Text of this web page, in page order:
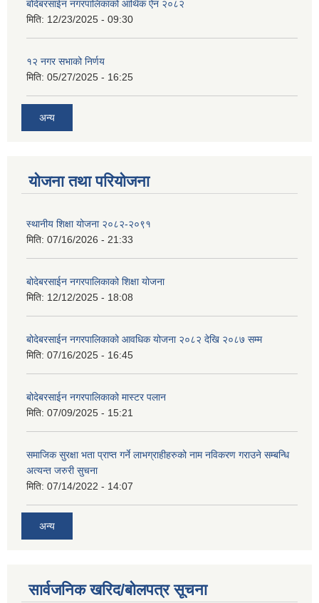
बोदेबरसाईन नगरपालिकाको आर्थिक ऐन २०८२
मिति: 12/23/2025 - 09:30
१२ नगर सभाको निर्णय
मिति: 05/27/2025 - 16:25
अन्य
योजना तथा परियोजना
स्थानीय शिक्षा योजना २०८२-२०९१
मिति: 07/16/2026 - 21:33
बोदेबरसाईन नगरपालिकाको शिक्षा योजना
मिति: 12/12/2025 - 18:08
बोदेबरसाईन नगरपालिकाको आवधिक योजना २०८२ देखि २०८७ सम्म
मिति: 07/16/2025 - 16:45
बोदेबरसाईन नगरपालिकाको मास्टर पलान
मिति: 07/09/2025 - 15:21
समाजिक सुरक्षा भता प्राप्त गर्ने लाभग्राहीहरुको नाम नविकरण गराउने सम्बन्धि
अत्यन्त जरुरी सुचना
मिति: 07/14/2022 - 14:07
अन्य
सार्वजनिक खरिद/बोलपत्र सूचना